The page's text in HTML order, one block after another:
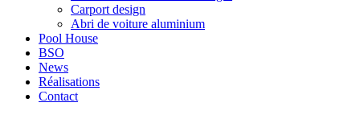
Carport design
Abri de voiture aluminium
Pool House
BSO
News
Réalisations
Contact